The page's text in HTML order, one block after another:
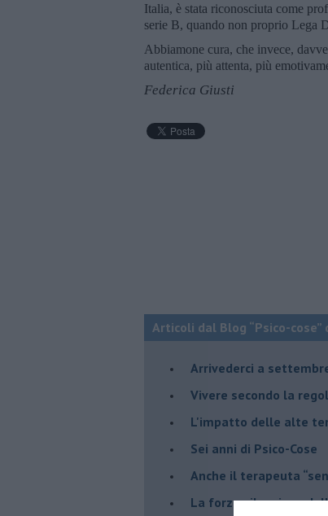
Italia, è stata riconosciuta come
serie B, quando non proprio Lega
Abbiamone cura, che invece,
autentica, più attenta, più
Federica Giusti
Articoli dal Blog “Psico-cose”
​Arrivederci a
​Vivere secondo la
​L'impatto delle alte
Sei anni di Psico-Cose
​Anche il terapeuta
​La forza silenziosa